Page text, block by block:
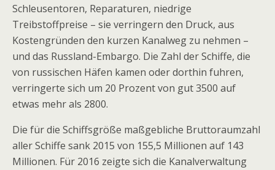
Schleusentoren, Reparaturen, niedrige
Treibstoffpreise – sie verringern den Druck, aus
Kostengründen den kurzen Kanalweg zu nehmen –
und das Russland-Embargo. Die Zahl der Schiffe, die
von russischen Häfen kamen oder dorthin fuhren,
verringerte sich um 20 Prozent von gut 3500 auf
etwas mehr als 2800.
Die für die Schiffsgröße maßgebliche Bruttoraumzahl
aller Schiffe sank 2015 von 155,5 Millionen auf 143
Millionen. Für 2016 zeigte sich die Kanalverwaltung